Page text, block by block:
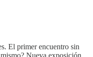
El primer encuentro sin
Nueva exposición